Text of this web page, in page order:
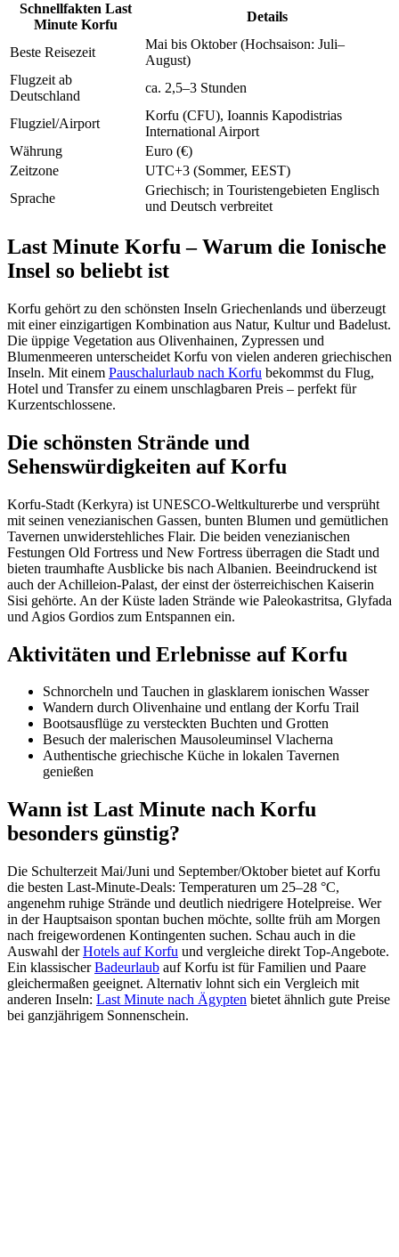
Schnellfakten Last
Minute Korfu
Details
Beste Reisezeit
Mai bis Oktober (Hochsaison: Juli–
August)
Flugzeit ab
Deutschland
ca. 2,5–3 Stunden
Flugziel/Airport
Korfu (CFU), Ioannis Kapodistrias
International Airport
Währung
Euro (€)
Zeitzone
UTC+3 (Sommer, EEST)
Sprache
Griechisch; in Touristengebieten Englisch
und Deutsch verbreitet
Last Minute Korfu – Warum die Ionische
Insel so beliebt ist
Korfu gehört zu den schönsten Inseln Griechenlands und überzeugt
mit einer einzigartigen Kombination aus Natur, Kultur und Badelust.
Die üppige Vegetation aus Olivenhainen, Zypressen und
Blumenmeeren unterscheidet Korfu von vielen anderen griechischen
Inseln. Mit einem Pauschalurlaub nach Korfu bekommst du Flug,
Hotel und Transfer zu einem unschlagbaren Preis – perfekt für
Kurzentschlossene.
Die schönsten Strände und
Sehenswürdigkeiten auf Korfu
Korfu-Stadt (Kerkyra) ist UNESCO-Weltkulturerbe und versprüht
mit seinen venezianischen Gassen, bunten Blumen und gemütlichen
Tavernen unwiderstehliches Flair. Die beiden venezianischen
Festungen Old Fortress und New Fortress überragen die Stadt und
bieten traumhafte Ausblicke bis nach Albanien. Beeindruckend ist
auch der Achilleion-Palast, der einst der österreichischen Kaiserin
Sisi gehörte. An der Küste laden Strände wie Paleokastritsa, Glyfada
und Agios Gordios zum Entspannen ein.
Aktivitäten und Erlebnisse auf Korfu
Schnorcheln und Tauchen in glasklarem ionischen Wasser
Wandern durch Olivenhaine und entlang der Korfu Trail
Bootsausflüge zu versteckten Buchten und Grotten
Besuch der malerischen Mausoleuminsel Vlacherna
Authentische griechische Küche in lokalen Tavernen
genießen
Wann ist Last Minute nach Korfu
besonders günstig?
Die Schulterzeit Mai/Juni und September/Oktober bietet auf Korfu
die besten Last-Minute-Deals: Temperaturen um 25–28 °C,
angenehm ruhige Strände und deutlich niedrigere Hotelpreise. Wer
in der Hauptsaison spontan buchen möchte, sollte früh am Morgen
nach freigewordenen Kontingenten suchen. Schau auch in die
Auswahl derHotels auf Korfu und vergleiche direkt Top-Angebote.
Ein klassischerBadeurlaub auf Korfu ist für Familien und Paare
gleichermaßen geeignet. Alternativ lohnt sich ein Vergleich mit
anderen Inseln: Last Minute nach Ägypten bietet ähnlich gute Preise
bei ganzjährigem Sonnenschein.